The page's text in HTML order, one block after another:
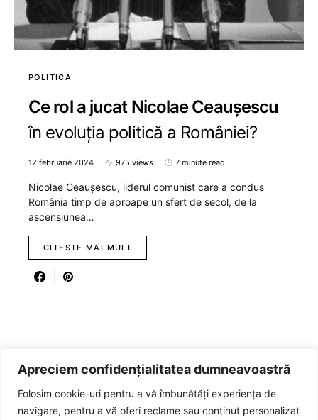
Apreciem confidențialitatea dumneavoastră
Folosim cookie-uri pentru a vă îmbunătăți experiența de
navigare, pentru a vă oferi reclame sau conținut personalizat
POLITICA
Ce rol a jucat Nicolae Ceaușescu
în evoluția politică a României?
12 februarie 2024 975 views 7 minute read
Nicolae Ceaușescu, liderul comunist care a condus
România timp de aproape un sfert de secol, de la
ascensiunea…
CITESTE MAI MULT